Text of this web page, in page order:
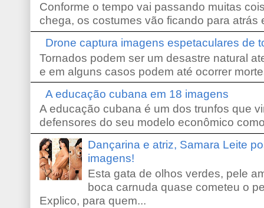
Conforme o tempo vai passando muitas
chega, os costumes vão ficando para atrás
Drone captura imagens espetaculares de
Tornados podem ser um desastre natural
e em alguns casos podem até ocorrer
A educação cubana em 18 imagens
A educação cubana é um dos trunfos que
defensores do seu modelo econômico
Dançarina e atriz, Samara Leite
imagens!
Esta gata de olhos verdes, pele
boca carnuda quase cometeu o
Explico, para quem...